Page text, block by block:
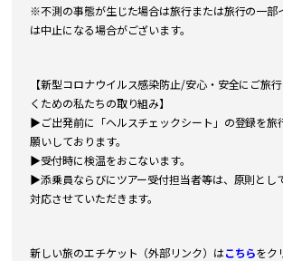
※不測の事態が生じた場合は旅行または旅行の一部
は中止になる場合がございます。
【新型コロナウイルス感染防止/安心・安全にご旅
くための私たちの取り組み】
▶ご出発前に「ヘルスチェックシート」の登録を旅
願いしております。
▶受付時に検温をおこないます。
▶添乗員ならびにツアー受付担当者等は、原則とし
対応させていただきます。
新しい旅のエチケット（外部リンク）はこちらをク